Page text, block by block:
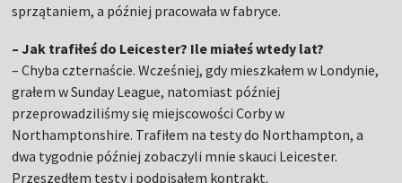
sprzątaniem, a później pracowała w fabryce.
– Jak trafiłeś do Leicester? Ile miałeś wtedy lat?
– Chyba czternaście. Wcześniej, gdy mieszkałem w Londynie,
grałem w Sunday League, natomiast później
przeprowadziliśmy się miejscowości Corby w
Northamptonshire. Trafiłem na testy do Northampton, a
dwa tygodnie później zobaczyli mnie skauci Leicester.
Przeszedłem testy i podpisałem kontrakt.